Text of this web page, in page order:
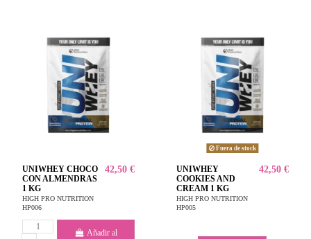
UNIWHEY CHOCO
CON ALMENDRAS
1 KG
HIGH PRO NUTRITION
HP006
42,50 €
Añadir al
Fuera de stock
UNIWHEY
COOKIES AND
CREAM 1 KG
HIGH PRO NUTRITION
HP005
42,50 €